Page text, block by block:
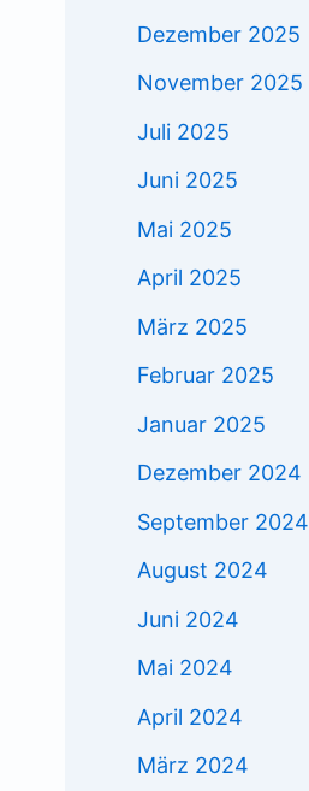
Dezember 2025
November 2025
Juli 2025
Juni 2025
Mai 2025
April 2025
März 2025
Februar 2025
Januar 2025
Dezember 2024
September 2024
August 2024
Juni 2024
Mai 2024
April 2024
März 2024